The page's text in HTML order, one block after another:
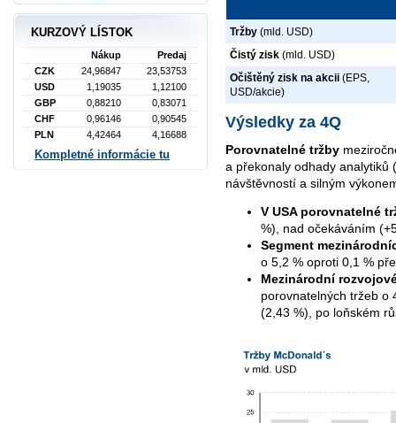
Tržby (mld. USD)
Čistý zisk (mld. USD)
Očištěný zisk na akcii (EPS,
USD/akcie)
Výsledky za 4Q
Porovnatelné tržby
a překonaly odhady analytiků
návštěvností a silným
V USA porovnatelné
%), nad očekáváním
Segment
o 5,2 % oproti 0,1 %
Mezinárodní
porovnatelných tržeb o
(2,43 %), po loňském
KURZOVÝ LÍSTOK
Nákup
Predaj
CZK
24,96847
23,53753
USD
1,19035
1,12100
GBP
0,88210
0,83071
CHF
0,96146
0,90545
PLN
4,42464 4,16688
Kompletné informácie tu